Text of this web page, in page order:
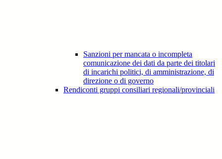
Sanzioni per mancata o incompleta
comunicazione dei dati da parte dei titolari
di incarichi politici, di amministrazione, di
direzione o di governo
Rendiconti gruppi consiliari regionali/provinciali